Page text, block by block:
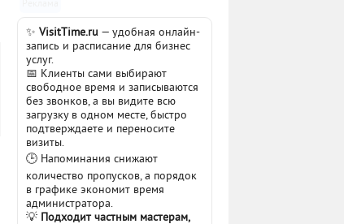
✨ VisitTime.ru — удобная онлайн-
запись и расписание для бизнес
услуг.
📅 Клиенты сами выбирают
свободное время и записываются
без звонков, а вы видите всю
загрузку в одном месте, быстро
подтверждаете и переносите
визиты.
🕒 Напоминания снижают
количество пропусков, а порядок
в графике экономит время
администратора.
💡 Подходит частным мастерам,